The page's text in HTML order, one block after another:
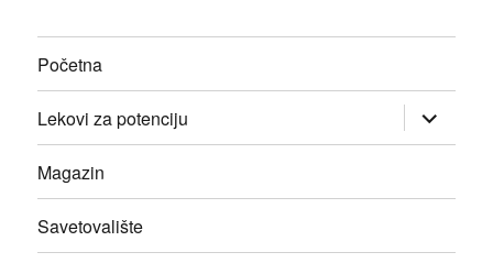
Početna
Lekovi za potenciju
прошири
изборник
дете
Magazin
Savetovalište